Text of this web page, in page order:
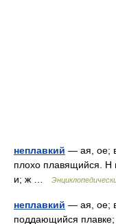
неплавкий — ая, ое;
плохо плавящийся. Н
и; ж …
неплавкий — ая, ое;
поддающийся